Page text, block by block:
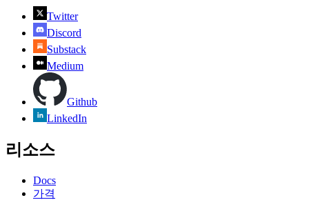
Twitter
Discord
Substack
Medium
Github
LinkedIn
리소스
Docs
가격